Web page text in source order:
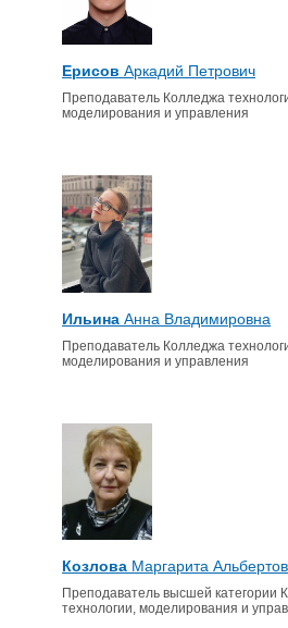
Ерисов Аркадий Петрович
Преподаватель Колледжа
моделирования и управления
Ильина Анна Владимировна
Преподаватель Колледжа
моделирования и управления
Козлова Маргарита
Преподаватель высшей категории
технологии, моделирования и